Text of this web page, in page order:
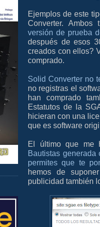
Ejemplos de este
Converter.
versión de prueba
después de esos
creados con ellos?
comprado.
Solid Converter no
no registras el
han comprado
Estatutos de la
hicieran con una
que es software
El último que me
Bautistas generada
permites que te
hemos de
publicidad también